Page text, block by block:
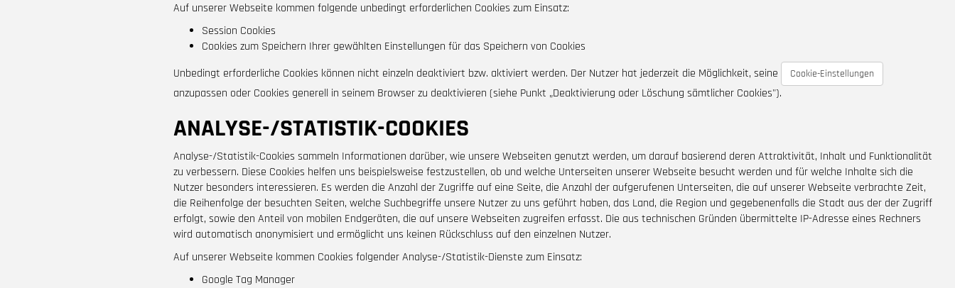
Auf unserer Webseite kommen folgende unbedingt erforderlichen Cookies zum Einsatz:
Session Cookies
Cookies zum Speichern Ihrer gewählten Einstellungen für das Speichern von Cookies
Unbedingt erforderliche Cookies können nicht einzeln deaktiviert bzw. aktiviert werden. Der Nutzer hat jederzeit die Möglichkeit, seine
Cookie-Einstellungen
anzupassen oder Cookies generell in seinem Browser zu deaktivieren (siehe Punkt „Deaktivierung oder Löschung sämtlicher Cookies").
ANALYSE-/STATISTIK-COOKIES
Analyse-/Statistik-Cookies sammeln Informationen darüber, wie unsere Webseiten genutzt werden, um darauf basierend deren Attraktivität, Inhalt und Funktionalität
zu verbessern. Diese Cookies helfen uns beispielsweise festzustellen, ob und welche Unterseiten unserer Webseite besucht werden und für welche Inhalte sich die
Nutzer besonders interessieren. Es werden die Anzahl der Zugriffe auf eine Seite, die Anzahl der aufgerufenen Unterseiten, die auf unserer Webseite verbrachte Zeit,
die Reihenfolge der besuchten Seiten, welche Suchbegriffe unsere Nutzer zu uns geführt haben, das Land, die Region und gegebenenfalls die Stadt aus der der Zugriff
erfolgt, sowie den Anteil von mobilen Endgeräten, die auf unsere Webseiten zugreifen erfasst. Die aus technischen Gründen übermittelte IP-Adresse eines Rechners
wird automatisch anonymisiert und ermöglicht uns keinen Rückschluss auf den einzelnen Nutzer.
Auf unserer Webseite kommen Cookies folgender Analyse-/Statistik-Dienste zum Einsatz:
Google Tag Manager